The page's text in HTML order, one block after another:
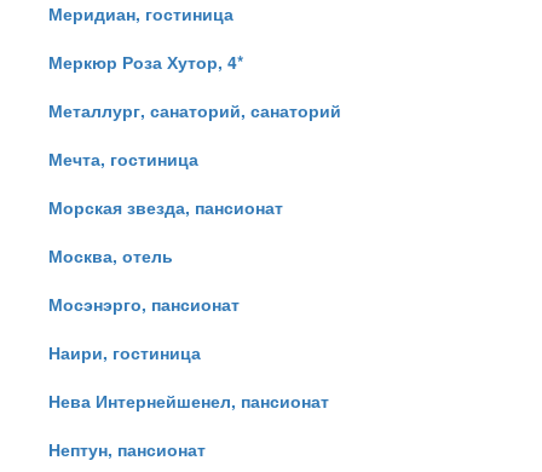
Меридиан, гостиница
Меркюр Роза Хутор, 4*
Металлург, санаторий, санаторий
Мечта, гостиница
Морская звезда, пансионат
Москва, отель
Мосэнэрго, пансионат
Наири, гостиница
Нева Интернейшенел, пансионат
Нептун, пансионат